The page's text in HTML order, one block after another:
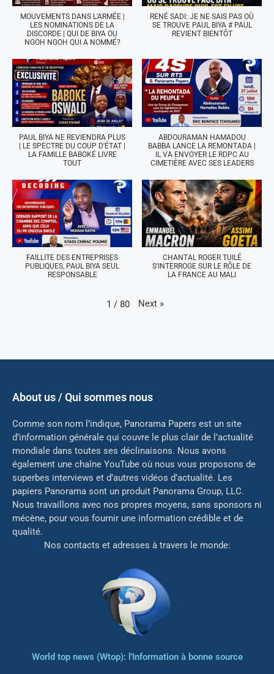
MOUVEMENTS DANS L'ARMÉE |
LES NOMINATIONS DE LA
DISCORDE | QUI DE BIYA OU
NGOH NGOH QUI A NOMMÉ?
RENÉ SADI: JE NE SAIS PAS OÙ
SE TROUVE PAUL BIYA # PAUL
REVIENT BIENTÔT
PAUL BIYA NE REVIENDRA PLUS
| LE SPECTRE DU COUP D'ÉTAT |
LA FAMILLE BABOKÉ LIVRE
TOUT
ABDOURAMAN HAMADOU
BABBA LANCE LA REMONTADA |
IL VA ENVOYER LE RDPC AU
CIMETIÈRE AVEC SES LEADERS
FAILLITE DES ENTREPRISES
PUBLIQUES, PAUL BIYA SEUL
RESPONSABLE
CHANTAL ROGER TUILÉ
S'INTERROGE SUR LE RÔLE DE
LA FRANCE AU MALI
1 / 80 Next »
About us / Qui sommes nous
Comme son nom l’indique, Panorama Papers est un site
d’information générale qui couvre le plus clair de l’actualité
mondiale dans toutes ses déclinaisons. Nous avons
également une chaîne YouTube où nous vous proposons de
superbes interviews et d’autres vidéos d’actualité. Les
papiers Panorama sont un produit Panorama Group, LLC.
Nous travaillons avec nos propres moyens, sans sponsors ni
mécène, pour vous fournir une information crédible et de
qualité.
Nos contacts et adresses à travers le monde:
World top news (Wtop): l'Information à bonne source